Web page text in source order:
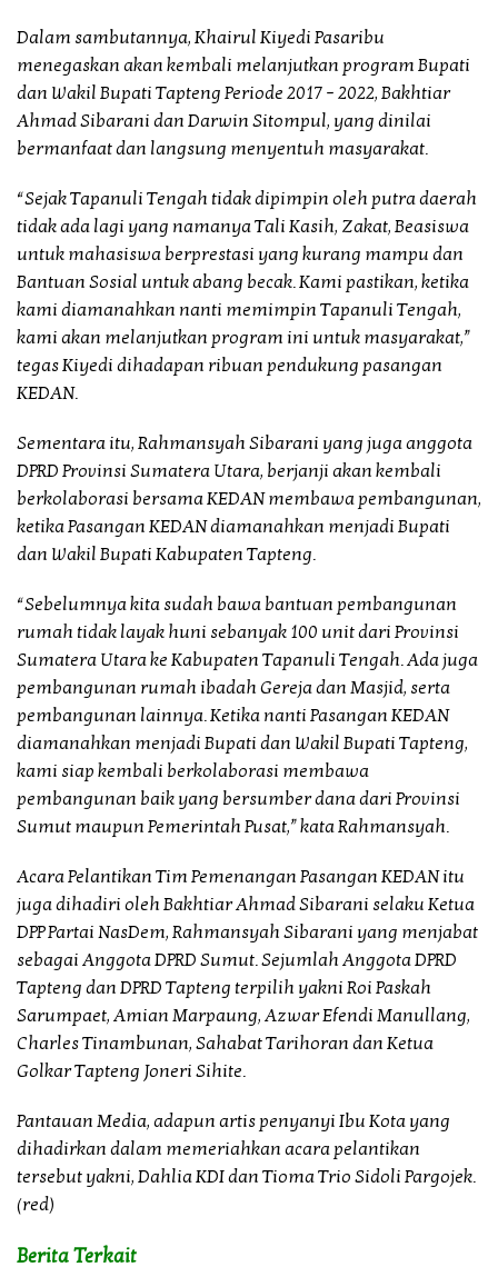
Dalam sambutannya, Khairul Kiyedi Pasaribu
menegaskan akan kembali melanjutkan program Bupati
dan Wakil Bupati Tapteng Periode 2017 – 2022, Bakhtiar
Ahmad Sibarani dan Darwin Sitompul, yang dinilai
bermanfaat dan langsung menyentuh masyarakat.
“Sejak Tapanuli Tengah tidak dipimpin oleh putra daerah
tidak ada lagi yang namanya Tali Kasih, Zakat, Beasiswa
untuk mahasiswa berprestasi yang kurang mampu dan
Bantuan Sosial untuk abang becak. Kami pastikan, ketika
kami diamanahkan nanti memimpin Tapanuli Tengah,
kami akan melanjutkan program ini untuk masyarakat,”
tegas Kiyedi dihadapan ribuan pendukung pasangan
KEDAN.
Sementara itu, Rahmansyah Sibarani yang juga anggota
DPRD Provinsi Sumatera Utara, berjanji akan kembali
berkolaborasi bersama KEDAN membawa pembangunan,
ketika Pasangan KEDAN diamanahkan menjadi Bupati
dan Wakil Bupati Kabupaten Tapteng.
“Sebelumnya kita sudah bawa bantuan pembangunan
rumah tidak layak huni sebanyak 100 unit dari Provinsi
Sumatera Utara ke Kabupaten Tapanuli Tengah. Ada juga
pembangunan rumah ibadah Gereja dan Masjid, serta
pembangunan lainnya. Ketika nanti Pasangan KEDAN
diamanahkan menjadi Bupati dan Wakil Bupati Tapteng,
kami siap kembali berkolaborasi membawa
pembangunan baik yang bersumber dana dari Provinsi
Sumut maupun Pemerintah Pusat,” kata Rahmansyah.
Acara Pelantikan Tim Pemenangan Pasangan KEDAN itu
juga dihadiri oleh Bakhtiar Ahmad Sibarani selaku Ketua
DPP Partai NasDem, Rahmansyah Sibarani yang menjabat
sebagai Anggota DPRD Sumut. Sejumlah Anggota DPRD
Tapteng dan DPRD Tapteng terpilih yakni Roi Paskah
Sarumpaet, Amian Marpaung, Azwar Efendi Manullang,
Charles Tinambunan, Sahabat Tarihoran dan Ketua
Golkar Tapteng Joneri Sihite.
Pantauan Media, adapun artis penyanyi Ibu Kota yang
dihadirkan dalam memeriahkan acara pelantikan
tersebut yakni, Dahlia KDI dan Tioma Trio Sidoli Pargojek.
(red)
Berita Terkait